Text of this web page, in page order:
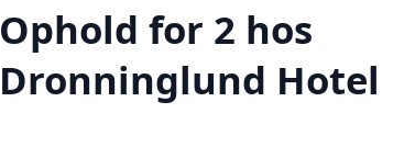
Ophold for 2 hos
Dronninglund Hotel